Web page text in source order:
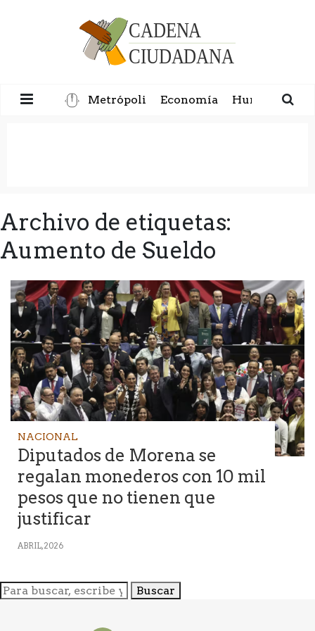
Metrópoli Economía Humanidad
Archivo de etiquetas:
Aumento de Sueldo
NACIONAL
Diputados de Morena se
regalan monederos con 10 mil
pesos que no tienen que
justificar
ABRIL, 2026
Buscar